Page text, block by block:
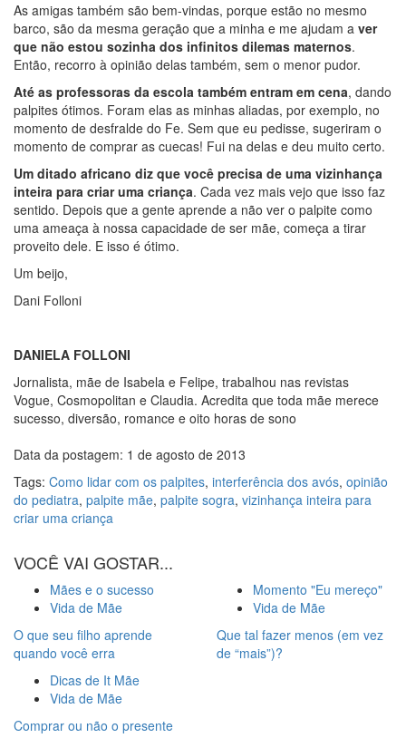
As amigas também são bem-vindas, porque estão no mesmo
barco, são da mesma geração que a minha e me ajudam a ver
que não estou sozinha dos infinitos dilemas maternos.
Então, recorro à opinião delas também, sem o menor pudor.
Até as professoras da escola também entram em cena, dando
palpites ótimos. Foram elas as minhas aliadas, por exemplo, no
momento de desfralde do Fe. Sem que eu pedisse, sugeriram o
momento de comprar as cuecas! Fui na delas e deu muito certo.
Um ditado africano diz que você precisa de uma vizinhança
inteira para criar uma criança. Cada vez mais vejo que isso faz
sentido. Depois que a gente aprende a não ver o palpite como
uma ameaça à nossa capacidade de ser mãe, começa a tirar
proveito dele. E isso é ótimo.
Um beijo,
Dani Folloni
DANIELA FOLLONI
Jornalista, mãe de Isabela e Felipe, trabalhou nas revistas
Vogue, Cosmopolitan e Claudia. Acredita que toda mãe merece
sucesso, diversão, romance e oito horas de sono
Data da postagem: 1 de agosto de 2013
Tags: Como lidar com os palpites, interferência dos avós, opinião
do pediatra, palpite mãe, palpite sogra, vizinhança inteira para
criar uma criança
VOCÊ VAI GOSTAR...
Mães e o sucesso
Vida de Mãe
O que seu filho aprende
quando você erra
Momento "Eu mereço"
Vida de Mãe
Que tal fazer menos (em vez
de “mais”)?
Dicas de It Mãe
Vida de Mãe
Comprar ou não o presente